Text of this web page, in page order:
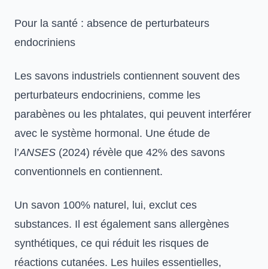
Pour la santé : absence de perturbateurs
endocriniens
Les savons industriels contiennent souvent des
perturbateurs endocriniens, comme les
parabènes ou les phtalates, qui peuvent interférer
avec le système hormonal. Une étude de
l’ANSES (2024) révèle que 42% des savons
conventionnels en contiennent.
Un savon 100% naturel, lui, exclut ces
substances. Il est également sans allergènes
synthétiques, ce qui réduit les risques de
réactions cutanées. Les huiles essentielles,